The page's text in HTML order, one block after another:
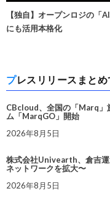
【独自】オープンロジの「
にも活用本格化
プレスリリースまと
CBcloud、全国の「Marq」
ム「MarqGO」開始
2026年8月5日
株式会社Univearth、倉吉
ネットワークを拡大〜
2026年8月5日